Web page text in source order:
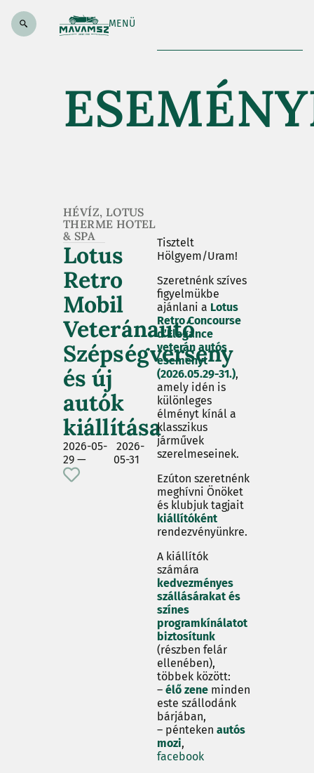
MENÜ
HÉVÍZ, LOTUS
THERME HOTEL
& SPA
Lotus
Retro
Mobil
Veteránautó
Szépségverseny
és új
autók
kiállítása
2026-05-
29 —
2026-
05-31
Tisztelt
Hölgyem/Uram!
Szeretnénk szíves
figyelmükbe
ajánlani a Lotus
Retro Concourse
d’Elegance
veterán autós
eseményt
(2026.05.29-31.),
amely idén is
különleges
élményt kínál a
klasszikus
járművek
szerelmeseinek.
Ezúton szeretnénk
meghívni Önöket
és klubjuk tagjait
kiállítóként
rendezvényünkre.
A kiállítók
számára
kedvezményes
szállásárakat és
színes
programkínálatot
biztosítunk
(részben felár
ellenében),
többek között:
– élő zene minden
este szállodánk
bárjában,
– pénteken autós
mozi,
facebook